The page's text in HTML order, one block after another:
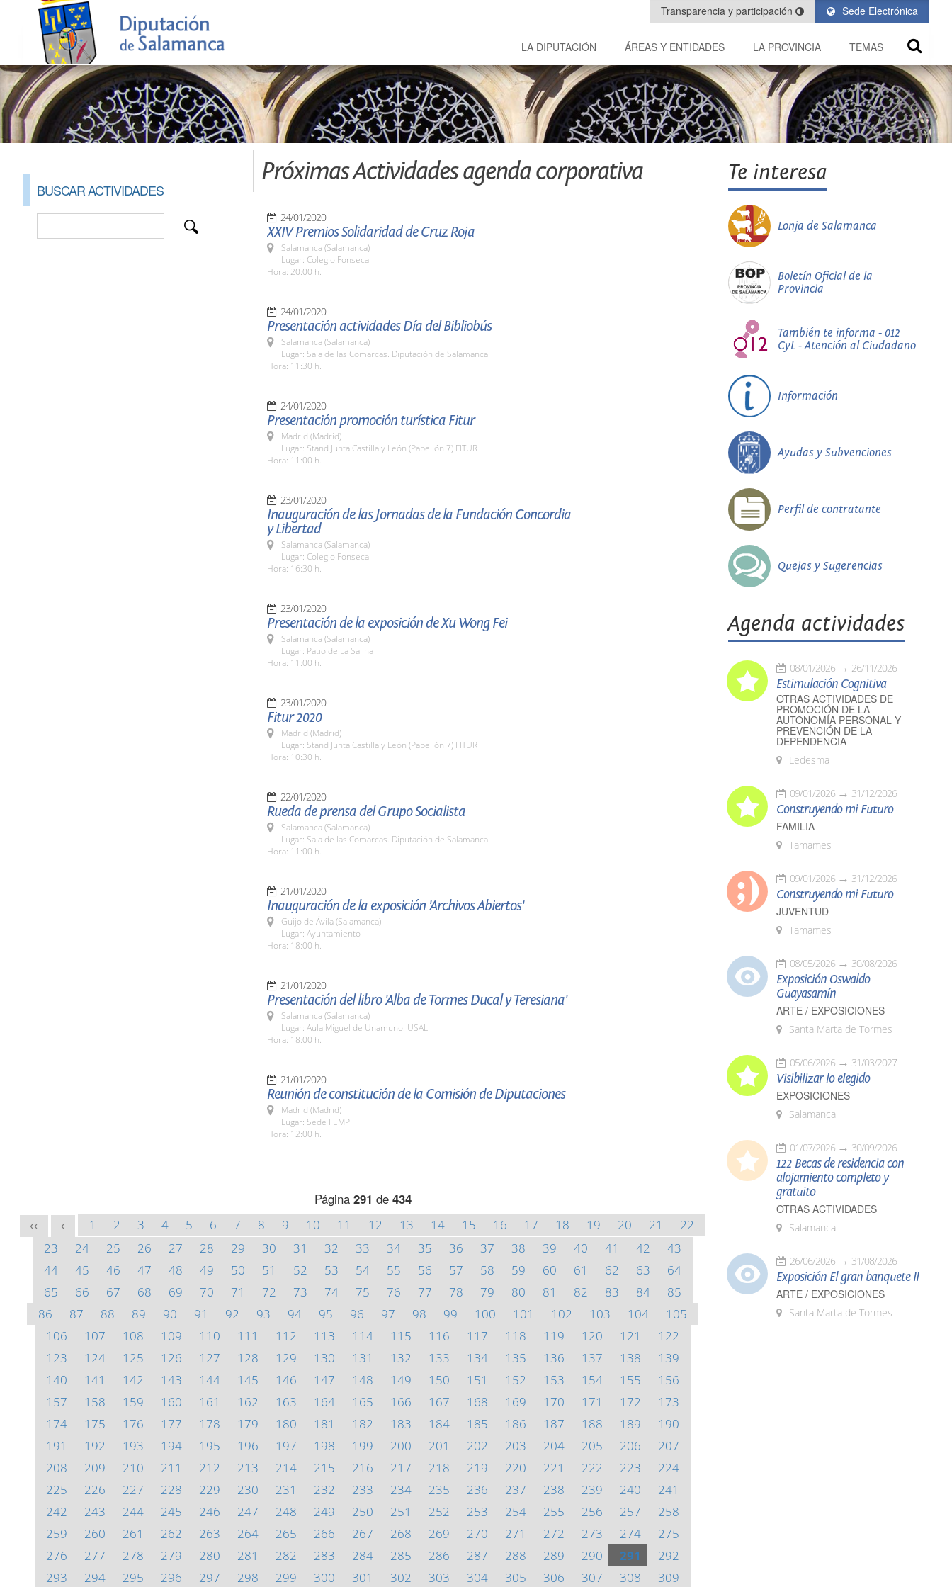
Sede Electrónica
Transparencia y participación
LA DIPUTACIÓN ÁREAS Y ENTIDADES LA PROVINCIA TEMAS
BUSCAR ACTIVIDADES
Próximas Actividades agenda corporativa
24/01/2020
XXIV Premios Solidaridad de Cruz Roja
Salamanca (Salamanca)
Lugar: Colegio Fonseca
Hora: 20:00 h.
24/01/2020
Presentación actividades Día del Bibliobús
Salamanca (Salamanca)
Lugar: Sala de las Comarcas. Diputación de Salamanca
Hora: 11:30 h.
24/01/2020
Presentación promoción turística Fitur
Madrid (Madrid)
Lugar: Stand Junta Castilla y León (Pabellón 7) FITUR
Hora: 11:00 h.
23/01/2020
Inauguración de las Jornadas de la Fundación Concordia
y Libertad
Salamanca (Salamanca)
Lugar: Colegio Fonseca
Hora: 16:30 h.
23/01/2020
Presentación de la exposición de Xu Wong Fei
Salamanca (Salamanca)
Lugar: Patio de La Salina
Hora: 11:00 h.
23/01/2020
Fitur 2020
Madrid (Madrid)
Lugar: Stand Junta Castilla y León (Pabellón 7) FITUR
Hora: 10:30 h.
22/01/2020
Rueda de prensa del Grupo Socialista
Salamanca (Salamanca)
Lugar: Sala de las Comarcas. Diputación de Salamanca
Hora: 11:00 h.
21/01/2020
Inauguración de la exposición 'Archivos Abiertos'
Guijo de Ávila (Salamanca)
Lugar: Ayuntamiento
Hora: 18:00 h.
21/01/2020
Presentación del libro 'Alba de Tormes Ducal y Teresiana'
Salamanca (Salamanca)
Lugar: Aula Miguel de Unamuno. USAL
Hora: 18:00 h.
21/01/2020
Reunión de constitución de la Comisión de Diputaciones
Madrid (Madrid)
Lugar: Sede FEMP
Hora: 12:00 h.
Página 291 de 434
<< < 1 2 3 4 5 6 7 8 9 10 11 12 13 14 15 16 17 18 19 20 21
22
23
24 25 26 27 28 29 30 31 32 33 34 35 36 37 38 39 40 41 42
43
44
45 46 47 48 49 50 51 52 53 54 55 56 57 58 59 60 61 62 63
64
65
66 67 68 69 70 71 72 73 74 75 76 77 78 79 80 81 82 83 84
85
86
87 88 89 90 91 92 93 94 95 96 97 98 99 100 101 102 103 104
105
106
107 108 109 110 111 112 113 114 115 116 117 118 119 120 121
122
123
124 125 126 127 128 129 130 131 132 133 134 135 136 137 138
139
140
141 142 143 144 145 146 147 148 149 150 151 152 153 154 155
156
157
158 159 160 161 162 163 164 165 166 167 168 169 170 171 172
173
174
175 176 177 178 179 180 181 182 183 184 185 186 187 188 189
190
191
192 193 194 195 196 197 198 199 200 201 202 203 204 205 206
207
208
209 210 211 212 213 214 215 216 217 218 219 220 221 222 223
224
225
226 227 228 229 230 231 232 233 234 235 236 237 238 239 240
241
242
243 244 245 246 247 248 249 250 251 252 253 254 255 256 257
258
259
260 261 262 263 264 265 266 267 268 269 270 271 272 273 274
275
276
277 278 279 280 281 282 283 284 285 286 287 288 289 290 291
292
293
294 295 296 297 298 299 300 301 302 303 304 305 306 307 308 309
Te interesa
Lonja de Salamanca
Boletín Oficial de la
Provincia
También te informa - 012
CyL - Atención al Ciudadano
Información
Ayudas y Subvenciones
Perfil de contratante
Quejas y Sugerencias
Agenda actividades
08/01/2026 26/11/2026
Estimulación Cognitiva
OTRAS ACTIVIDADES DE
PROMOCIÓN DE LA
AUTONOMÍA PERSONAL Y
PREVENCIÓN DE LA
DEPENDENCIA
Ledesma
09/01/2026 31/12/2026
Construyendo mi Futuro
FAMILIA
Tamames
09/01/2026 31/12/2026
Construyendo mi Futuro
JUVENTUD
Tamames
08/05/2026 30/08/2026
Exposición Oswaldo
Guayasamín
ARTE / EXPOSICIONES
Santa Marta de Tormes
05/06/2026 31/03/2027
Visibilizar lo elegido
EXPOSICIONES
Salamanca
01/07/2026 30/09/2026
122 Becas de residencia con
alojamiento completo y
gratuito
OTRAS ACTIVIDADES
Salamanca
26/06/2026 31/08/2026
Exposición El gran banquete II
ARTE / EXPOSICIONES
Santa Marta de Tormes